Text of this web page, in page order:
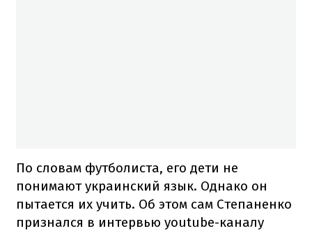
По словам футболиста, его дети не
понимают украинский язык. Однако он
пытается их учить. Об этом сам Степаненко
признался в интервью youtube-каналу